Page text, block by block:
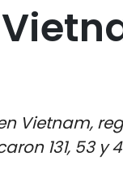
Vietnam,
131, 53 y